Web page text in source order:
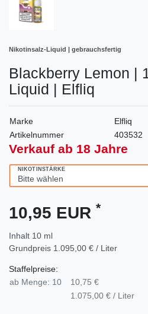
Nikotinsalz-Liquid | gebrauchsfertig
Blackberry Lemon |
Liquid | Elfliq
Marke
Elfliq
Artikelnummer
403532
Verkauf ab 18 Jahre
NIKOTINSTÄRKE
10,95 EUR *
Inhalt 10 ml
Grundpreis 1.095,00 € / Liter
Staffelpreise:
ab Menge: 10
10,75 €
1.075,00 € / Liter